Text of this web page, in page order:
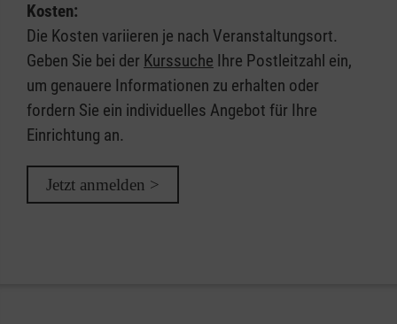
Kosten:
Die Kosten variieren je nach Veranstaltungsort.
Geben Sie bei der Kurssuche Ihre Postleitzahl ein,
um genauere Informationen zu erhalten oder
fordern Sie ein individuelles Angebot für Ihre
Einrichtung an.
Jetzt anmelden >